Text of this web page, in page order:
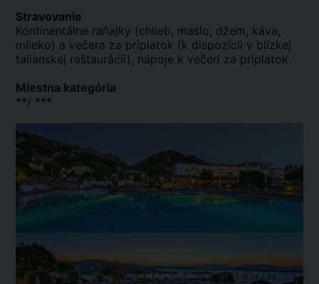
Stravovanie
Kontinentálne raňajky (chlieb, maslo, džem, káva,
mlieko) a večera za príplatok (k dispozícii v blízkej
talianskej reštaurácii), nápoje k večeri za príplatok.
Miestna kategória
**/ ***